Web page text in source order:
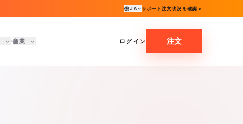
JA サポート注文状況を確認 >
産業 ログイン 注文